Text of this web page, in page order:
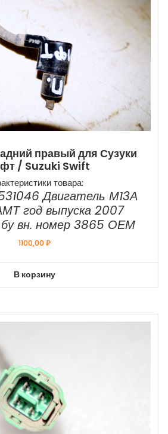
правый для Сузуки
/ Suzuki Swift
товара:
Двигатель М13А
год выпуска 2007
вн. номер 3865 ОЕМ
1100,00₽
В корзину